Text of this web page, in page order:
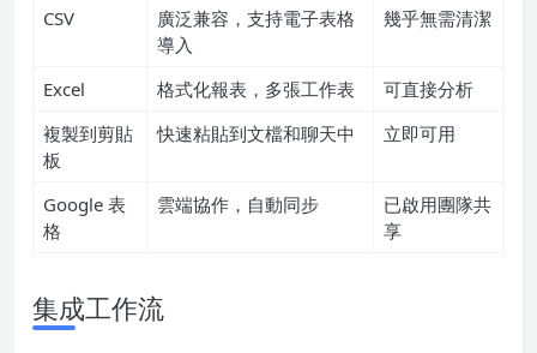
CSV
廣泛兼容，支持電子表格
導入
幾乎無需清潔
Excel 格式化報表，多張工作表
可直接分析
複製到剪貼
板
快速粘貼到文檔和聊天中 立即可用
Google 表
格
雲端協作，自動同步
已啟用團隊共
享
集成工作流